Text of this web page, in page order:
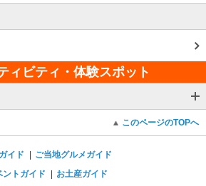
ィビティ・体験スポット
このページのTOPへ
イド
ご当地グルメガイド
ントガイド
お土産ガイド